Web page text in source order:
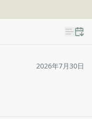
2026年7月30日